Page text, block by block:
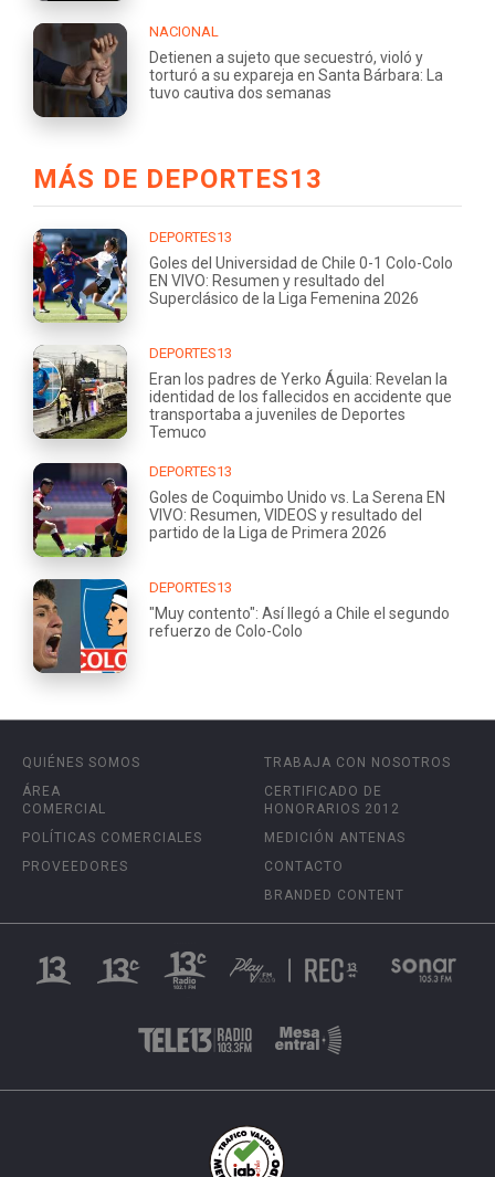
NACIONAL
Detienen a sujeto que secuestró, violó y
torturó a su expareja en Santa Bárbara: La
tuvo cautiva dos semanas
MÁS DE DEPORTES13
DEPORTES13
Goles del Universidad de Chile 0-1 Colo-Colo
EN VIVO: Resumen y resultado del
Superclásico de la Liga Femenina 2026
DEPORTES13
Eran los padres de Yerko Águila: Revelan la
identidad de los fallecidos en accidente que
transportaba a juveniles de Deportes
Temuco
DEPORTES13
Goles de Coquimbo Unido vs. La Serena EN
VIVO: Resumen, VIDEOS y resultado del
partido de la Liga de Primera 2026
DEPORTES13
"Muy contento": Así llegó a Chile el segundo
refuerzo de Colo-Colo
QUIÉNES SOMOS
ÁREA
COMERCIAL
POLÍTICAS COMERCIALES
PROVEEDORES
TRABAJA CON NOSOTROS
CERTIFICADO DE
HONORARIOS 2012
MEDICIÓN ANTENAS
CONTACTO
BRANDED CONTENT